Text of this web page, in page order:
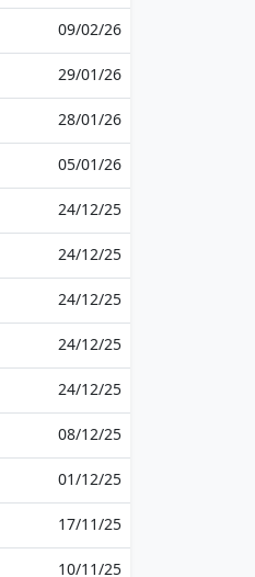
09/02/26
29/01/26
28/01/26
05/01/26
24/12/25
24/12/25
24/12/25
24/12/25
24/12/25
08/12/25
01/12/25
17/11/25
10/11/25